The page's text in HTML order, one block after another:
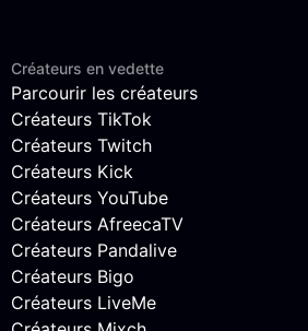
Créateurs en vedette
Parcourir les créateurs
Créateurs TikTok
Créateurs Twitch
Créateurs Kick
Créateurs YouTube
Créateurs AfreecaTV
Créateurs Pandalive
Créateurs Bigo
Créateurs LiveMe